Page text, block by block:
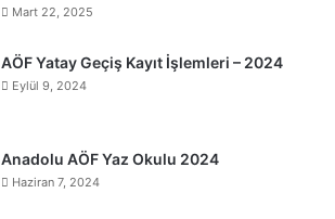
Mart 22, 2025
AÖF Yatay Geçiş Kayıt İşlemleri – 2024
Eylül 9, 2024
Anadolu AÖF Yaz Okulu 2024
Haziran 7, 2024